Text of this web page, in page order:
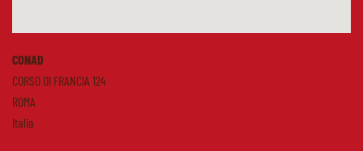
CONAD
CORSO DI FRANCIA 124
ROMA
Italia